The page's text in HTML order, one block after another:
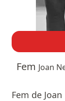
Fem Joan
Fem de